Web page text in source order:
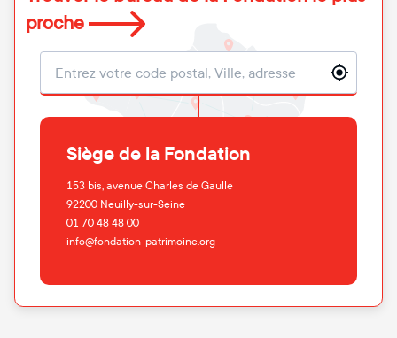
proche
Localisation
Siège de la Fondation
153 bis, avenue Charles de Gaulle
92200 Neuilly-sur-Seine
01 70 48 48 00
info@fondation-patrimoine.org